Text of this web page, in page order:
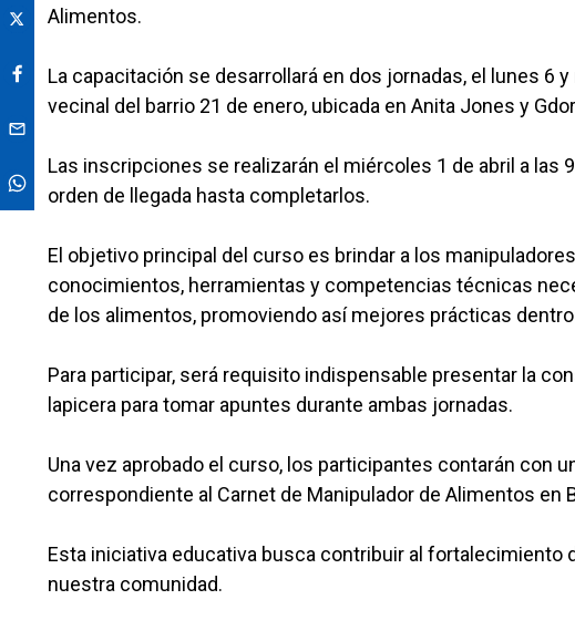
Alimentos.
La capacitación se desarrollará en dos jornadas, el lunes 6
vecinal del barrio 21 de enero, ubicada en Anita Jones y
Las inscripciones se realizarán el miércoles 1 de abril a las
orden de llegada hasta completarlos.
El objetivo principal del curso es brindar a los
conocimientos, herramientas y competencias técnicas
de los alimentos, promoviendo así mejores prácticas
Para participar, será requisito indispensable presentar la
lapicera para tomar apuntes durante ambas jornadas.
Una vez aprobado el curso, los participantes contarán con
correspondiente al Carnet de Manipulador de Alimentos en
Esta iniciativa educativa busca contribuir al
nuestra comunidad.